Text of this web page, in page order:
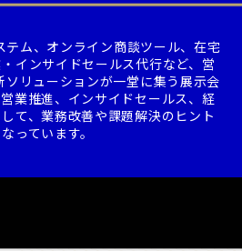
テム、オンライン商談ツール、在宅
インサイドセールス代行など、営
リューションが一堂に集う展示会
業推進、インサイドセールス、経
て、業務改善や課題解決のヒント
っています。